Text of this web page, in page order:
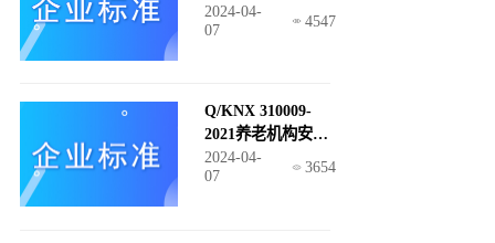
服务规范
2024-04-
07
4547
Q/KNX 310009-
2021养老机构安宁
疗护服务规范
2024-04-
07
3654